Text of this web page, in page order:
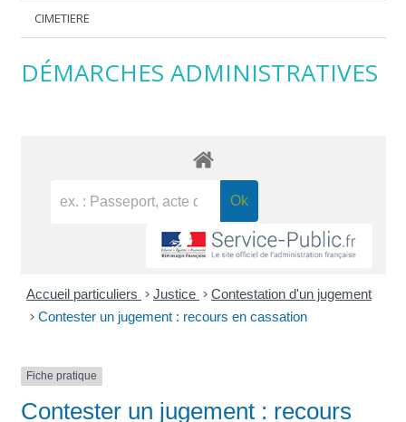
CIMETIERE
DÉMARCHES ADMINISTRATIVES
Accueil particuliers > Justice > Contestation d'un jugement
> Contester un jugement : recours en cassation
Fiche pratique
Contester un jugement : recours